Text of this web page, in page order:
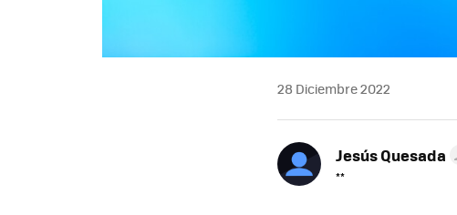
28 Diciembre 2022
Jesús Quesada
**